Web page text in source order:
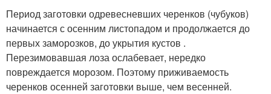
Период заготовки одревесневших черенков (чубуков)
начинается с осенним листопадом и продолжается до
первых заморозков, до укрытия кустов .
Перезимовавшая лоза ослабевает, нередко
повреждается морозом. Поэтому приживаемость
черенков осенней заготовки выше, чем весенней.